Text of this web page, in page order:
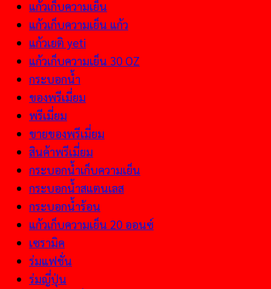
แก้วเก็บความเย็น
แก้วเก็บความเย็น แก้ว
แก้วเยติ yeti
แก้วเก็บความเย็น 30 OZ
กระบอกน้ำ
ของพรีเมี่ยม
พรีเมี่ยม
ขายของพรีเมี่ยม
สินค้าพรีเมี่ยม
กระบอกน้ำเก็บความเย็น
กระบอกน้ำสแตนเลส
กระบอกน้ำร้อน
แก้วเก็บความเย็น 20 ออนซ์
เซรามิค
ร่มแฟชั่น
ร่มญี่ปุ่น